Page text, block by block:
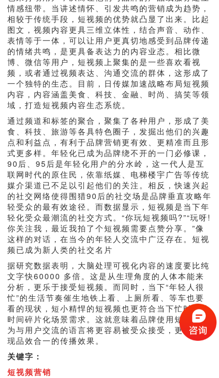
情感纽带。当讲述情怀、引发共鸣的营销成为趋势，
相较于传统手段，短视频的优势就凸显了出来。比起
图文，视频内容更具三维立体性，结合声音、动作、
表情等于一体，可以让用户更真切地感受到品牌传递
的情绪共鸣，是更具备表达力的内容业态。相比微
博、微信等用户，短视频上聚集的是一些喜欢看视
频，或者通过视频表达、沟通交流的群体，这形成了
一个独特的生态。目前，日传媒加速战略布局短视频
内容，内容涵盖美食、科技、金融、时尚、搞笑等领
域，打造短视频内容生态系统。
通过频道和标签的聚合，聚集了各种用户，形成了美
食、科技、旅游等各具特色圈子，发掘出他们的兴趣
点和利益点，有利于品牌营销更有效、更精准而且形
式更多样。年轻化已成为品牌绕不开的一门必修课，
90后、95后是年轻化用户的分水岭，这一代人是互
联网时代的原住民，依靠纸媒、电梯楼宇广告等传统
媒介渠道已不足以引起他们的关注。相反，快速兴起
的社交网络使得围猎90后的社交场是品牌垂直攻略年
轻受众的最有效途径。而数据显示，短视频是当下年
轻化受众最潮流的社交方式。“你玩短视频吗?”“玩呀!
你关注我，最近我拍了个短视频需要点赞分享。”像
这样的对话，在当今的年轻人交流中广泛存在。短视
频已成为新人类的社交名片
据研究数据表明，大脑处理可视化内容的速度要比纯
文字快60000 多倍。这是从生理角度的人体本能来
分析，更乐于接受短视频。而同时，当下“年轻人很
忙”的生活节奏催生地铁上看、上厕所看、等车也要
看的现状，短小精悍的短视频也更符合当下忙时代的
时间碎片化场景需求。这就意味着品牌使用短视频作
为与用户交流的语言将更容易被受众接受，更容易实
现品效合一的传播效果。
关键字：
短视频营销